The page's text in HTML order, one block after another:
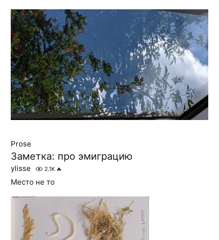
Prose
Заметка: про эмиграцию
ylisse 2.1K 🔥
Место не то